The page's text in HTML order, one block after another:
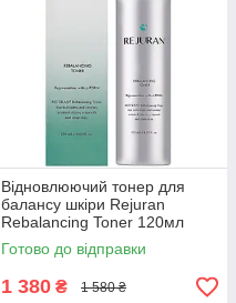
Відновлюючий тонер для
балансу шкіри Rejuran
Rebalancing Toner 120мл
Готово до відправки
1 380 ₴ 1 580 ₴